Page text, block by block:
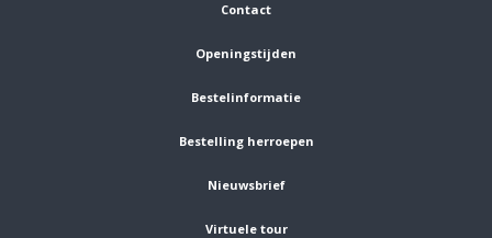
Contact
Openingstijden
Bestelinformatie
Bestelling herroepen
Nieuwsbrief
Virtuele tour